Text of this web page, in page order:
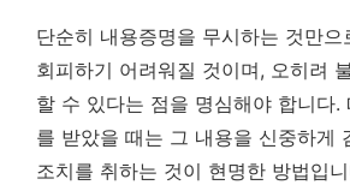
단순히 내용증명을 무시하는 것만으
회피하기 어려워질 것이며, 오히려
할 수 있다는 점을 명심해야 합니다.
를 받았을 때는 그 내용을 신중하게
조치를 취하는 것이 현명한 방법입